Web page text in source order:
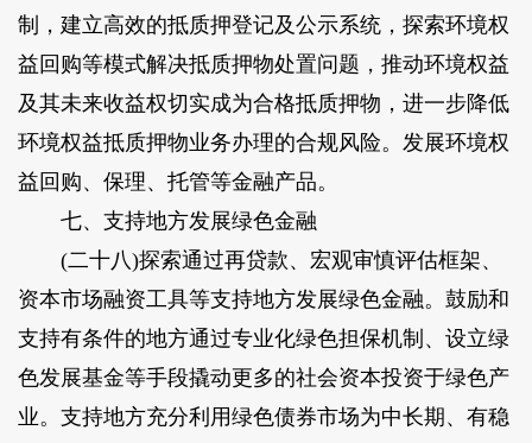
制，建立高效的抵质押登记及公示系统，探索环境权
益回购等模式解决抵质押物处置问题，推动环境权益
及其未来收益权切实成为合格抵质押物，进一步降低
环境权益抵质押物业务办理的合规风险。发展环境权
益回购、保理、托管等金融产品。
七、支持地方发展绿色金融
(二十八)探索通过再贷款、宏观审慎评估框架、
资本市场融资工具等支持地方发展绿色金融。鼓励和
支持有条件的地方通过专业化绿色担保机制、设立绿
色发展基金等手段撬动更多的社会资本投资于绿色产
业。支持地方充分利用绿色债券市场为中长期、有稳